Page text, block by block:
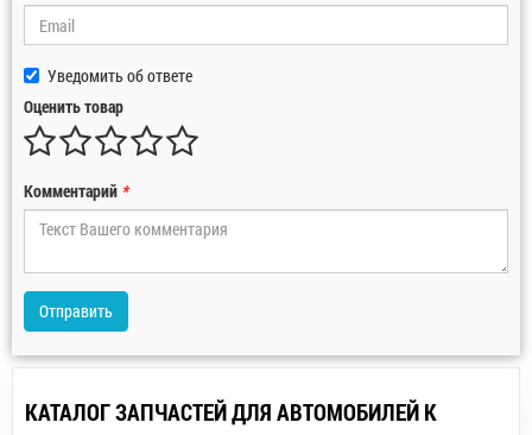
Уведомить об ответе
Оценить товар
Комментарий *
Отправить
КАТАЛОГ ЗАПЧАСТЕЙ ДЛЯ АВТОМОБИЛЕЙ К